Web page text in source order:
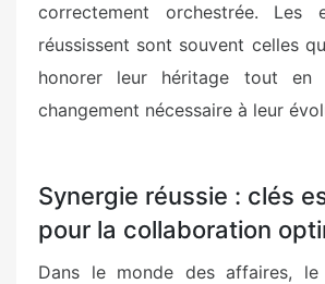
correctement orchestrée. Les
réussissent sont souvent celles
honorer leur héritage tout en
changement nécessaire à leur
Synergie réussie : clés
pour la collaboration
Dans le monde des affaires, le